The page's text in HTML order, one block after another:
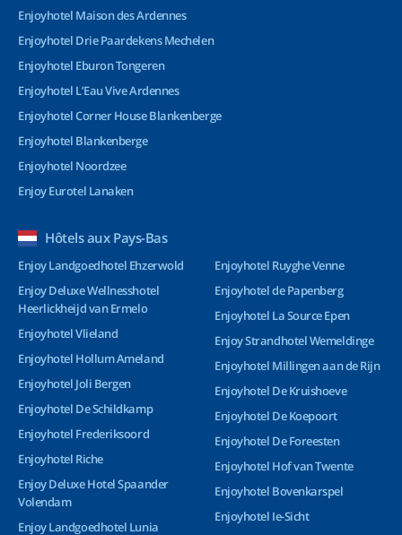
Enjoyhotel Maison des Ardennes
Enjoyhotel Drie Paardekens Mechelen
Enjoyhotel Eburon Tongeren
Enjoyhotel L’Eau Vive Ardennes
Enjoyhotel Corner House Blankenberge
Enjoyhotel Blankenberge
Enjoyhotel Noordzee
Enjoy Eurotel Lanaken
Hôtels aux Pays-Bas
Enjoy Landgoedhotel Ehzerwold
Enjoy Deluxe Wellnesshotel
Heerlickheijd van Ermelo
Enjoyhotel Vlieland
Enjoyhotel Hollum Ameland
Enjoyhotel Joli Bergen
Enjoyhotel De Schildkamp
Enjoyhotel Frederiksoord
Enjoyhotel Riche
Enjoy Deluxe Hotel Spaander
Volendam
Enjoy Landgoedhotel Lunia
Enjoyhotel Ruyghe Venne
Enjoyhotel de Papenberg
Enjoyhotel La Source Epen
Enjoy Strandhotel Wemeldinge
Enjoyhotel Millingen aan de Rijn
Enjoyhotel De Kruishoeve
Enjoyhotel De Koepoort
Enjoyhotel De Foreesten
Enjoyhotel Hof van Twente
Enjoyhotel Bovenkarspel
Enjoyhotel Ie-Sicht